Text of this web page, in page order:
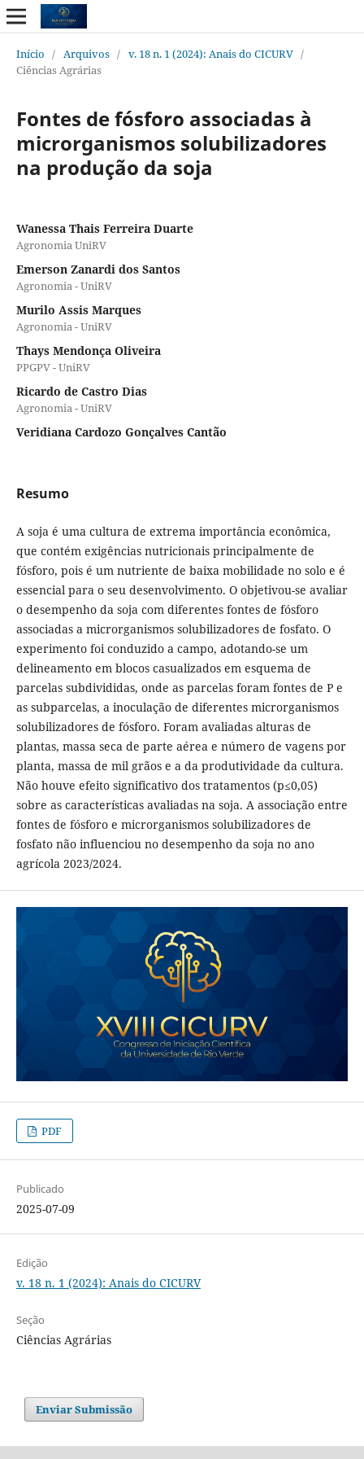
Início / Arquivos / v. 18 n. 1 (2024): Anais do CICURV /
Ciências Agrárias
Fontes de fósforo associadas à
microrganismos solubilizadores
na produção da soja
Wanessa Thais Ferreira Duarte
Agronomia UniRV
Emerson Zanardi dos Santos
Agronomia - UniRV
Murilo Assis Marques
Agronomia - UniRV
Thays Mendonça Oliveira
PPGPV - UniRV
Ricardo de Castro Dias
Agronomia - UniRV
Veridiana Cardozo Gonçalves Cantão
Resumo
A soja é uma cultura de extrema importância econômica,
que contém exigências nutricionais principalmente de
fósforo, pois é um nutriente de baixa mobilidade no solo e é
essencial para o seu desenvolvimento. O objetivou-se avaliar
o desempenho da soja com diferentes fontes de fósforo
associadas a microrganismos solubilizadores de fosfato. O
experimento foi conduzido a campo, adotando-se um
delineamento em blocos casualizados em esquema de
parcelas subdivididas, onde as parcelas foram fontes de P e
as subparcelas, a inoculação de diferentes microrganismos
solubilizadores de fósforo. Foram avaliadas alturas de
plantas, massa seca de parte aérea e número de vagens por
planta, massa de mil grãos e a da produtividade da cultura.
Não houve efeito significativo dos tratamentos (p≤0,05)
sobre as características avaliadas na soja. A associação entre
fontes de fósforo e microrganismos solubilizadores de
fosfato não influenciou no desempenho da soja no ano
agrícola 2023/2024.
PDF
Publicado
2025-07-09
Edição
v. 18 n. 1 (2024): Anais do CICURV
Seção
Ciências Agrárias
Enviar Submissão